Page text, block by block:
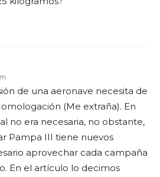
de una aeronave necesita de
(Me extraña). En
no era necesaria, no obstante,
Pampa III tiene nuevos
aprovechar cada campaña
En el artículo lo decimos